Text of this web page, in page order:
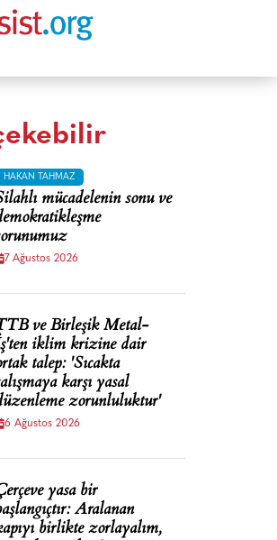
HAKAN TAHMAZ
mücadelenin sonu ve
7 Ağustos 2026
ve Birleşik Metal-
iklim krizine dair
talep: 'Sıcakta
karşı yasal
zorunluluktur'
6 Ağustos 2026
yasa bir
Aralanan
birlikte zorlayalım,